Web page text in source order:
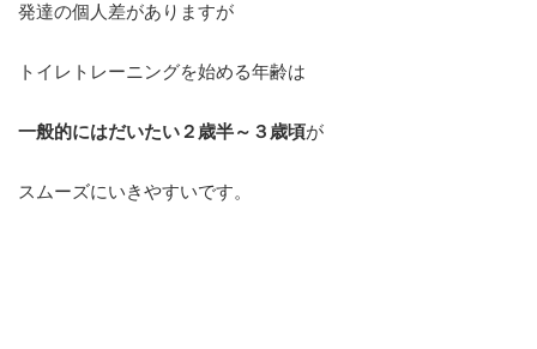
発達の個人差がありますが
トイレトレーニングを始める年齢は
一般的にはだいたい２歳半～３歳頃が
スムーズにいきやすいです。